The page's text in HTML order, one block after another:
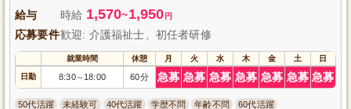
給与 時給 1,570~1,950 円
応募要件歓迎: 介護福祉士、初任者研修
就業時間 休憩 月 火 水 木 金 土 日
日勤 8:30～ 18:00 60分 急募 急募 急募 急募 急募 急募 急募
50代活躍 未経験可 40代活躍 学歴不問 年齢不問 60代活躍